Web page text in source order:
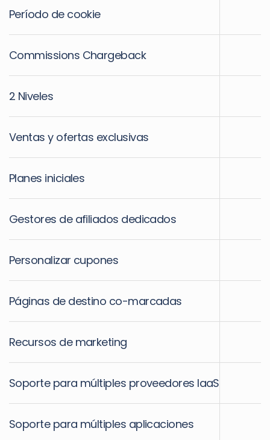
Período de cookie
Commissions Chargeback
2 Niveles
Ventas y ofertas exclusivas
Planes iniciales
Gestores de afiliados dedicados
Personalizar cupones
Páginas de destino co-marcadas
Recursos de marketing
Soporte para múltiples proveedores IaaS
Soporte para múltiples aplicaciones